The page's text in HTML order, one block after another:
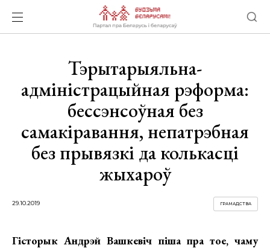
Тэрытарыяльна-
адміністрацыйная рэформа:
бессэнсоўная без
самакіравання, непатрэбная
без прывязкі да колькасці
жыхароў
29.10.2019 ГРАМАДСТВА
Гісторык Андрэй Вашкевіч піша пра тое, чаму